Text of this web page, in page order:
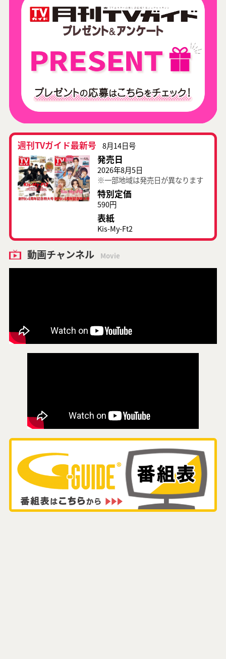
週刊TVガイド最新号 8月14日号
発売日
2026年8月5日
※一部地域は発売日が異なります
特別定価
590円
表紙
Kis-My-Ft2
動画チャンネル Movie